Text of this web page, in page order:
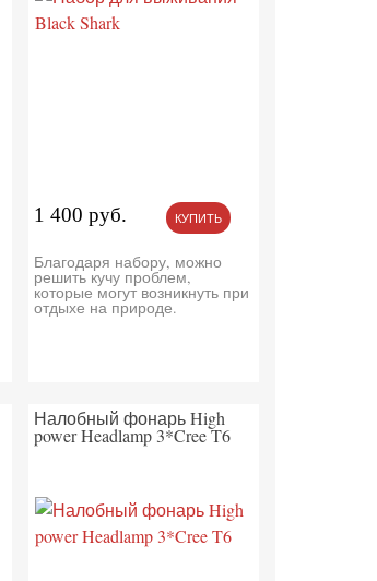
1 400 руб. КУПИТЬ
Благодаря набору, можно
решить кучу проблем,
которые могут возникнуть при
отдыхе на природе.
Налобный фонарь High
power Headlamp 3*Cree T6